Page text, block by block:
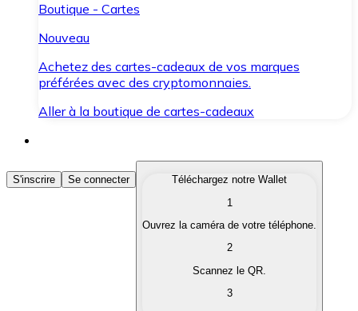
Boutique - Cartes
Nouveau
Achetez des cartes-cadeaux de vos marques
préférées avec des cryptomonnaies.
Aller à la boutique de cartes-cadeaux
Acheter des Cryptomonnaies
Achetez les cryptomonnaies qui vous intéressent
Convertissez vos cryptomonnaies en monnaie
S'inscrire Se connecter
Téléchargez notre Wallet
1
Ouvrez la caméra de votre téléphone.
2
Scannez le QR.
3